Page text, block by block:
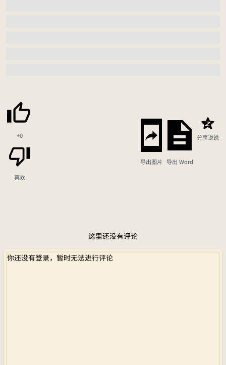
+0
喜欢
导出图片 导出 Word
分享说说
这里还没有评论
你还没有登录，暂时无法进行评论